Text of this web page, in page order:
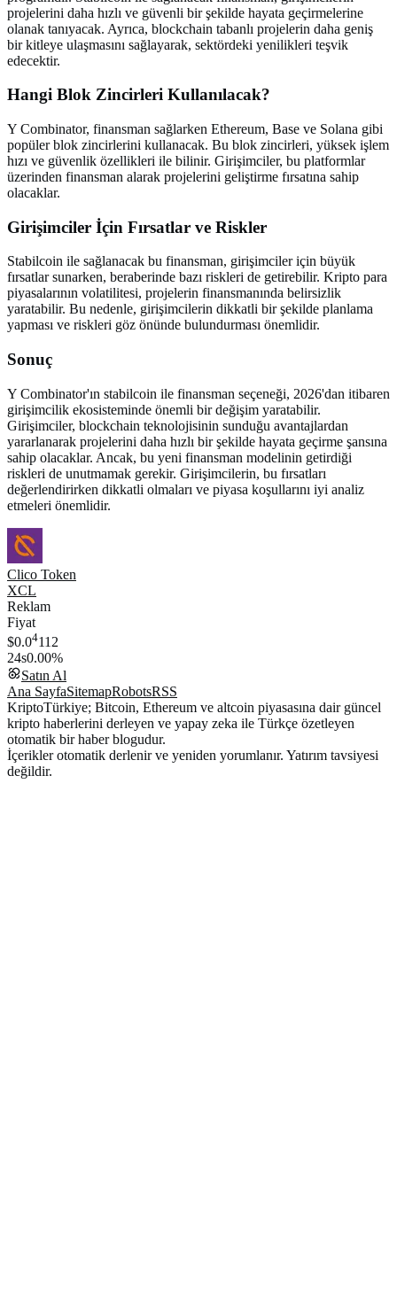
projelerini daha hızlı ve güvenli bir şekilde hayata geçirmelerine
olanak tanıyacak. Ayrıca, blockchain tabanlı projelerin daha geniş
bir kitleye ulaşmasını sağlayarak, sektördeki yenilikleri teşvik
edecektir.
Hangi Blok Zincirleri Kullanılacak?
Y Combinator, finansman sağlarken Ethereum, Base ve Solana gibi
popüler blok zincirlerini kullanacak. Bu blok zincirleri, yüksek işlem
hızı ve güvenlik özellikleri ile bilinir. Girişimciler, bu platformlar
üzerinden finansman alarak projelerini geliştirme fırsatına sahip
olacaklar.
Girişimciler İçin Fırsatlar ve Riskler
Stabilcoin ile sağlanacak bu finansman, girişimciler için büyük
fırsatlar sunarken, beraberinde bazı riskleri de getirebilir. Kripto para
piyasalarının volatilitesi, projelerin finansmanında belirsizlik
yaratabilir. Bu nedenle, girişimcilerin dikkatli bir şekilde planlama
yapması ve riskleri göz önünde bulundurması önemlidir.
Sonuç
Y Combinator'ın stabilcoin ile finansman seçeneği, 2026'dan itibaren
girişimcilik ekosisteminde önemli bir değişim yaratabilir.
Girişimciler, blockchain teknolojisinin sunduğu avantajlardan
yararlanarak projelerini daha hızlı bir şekilde hayata geçirme şansına
sahip olacaklar. Ancak, bu yeni finansman modelinin getirdiği
riskleri de unutmamak gerekir. Girişimcilerin, bu fırsatları
değerlendirirken dikkatli olmaları ve piyasa koşullarını iyi analiz
etmeleri önemlidir.
Clico Token
XCL
Reklam
Fiyat
$0.04112
24s0.00%
Satın Al
Ana SayfaSitemapRobotsRSS
KriptoTürkiye; Bitcoin, Ethereum ve altcoin piyasasına dair güncel
kripto haberlerini derleyen ve yapay zeka ile Türkçe özetleyen
otomatik bir haber blogudur.
İçerikler otomatik derlenir ve yeniden yorumlanır. Yatırım tavsiyesi
değildir.